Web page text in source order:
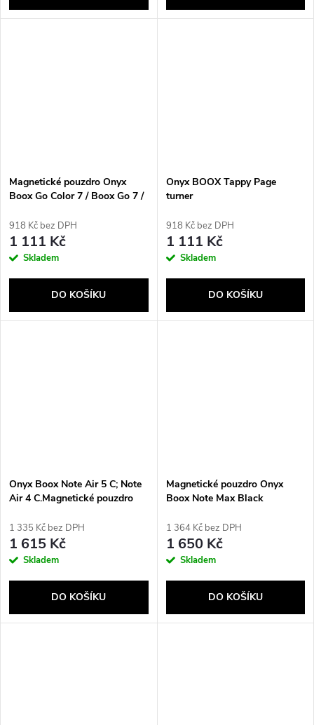
Magnetické pouzdro Onyx
Boox Go Color 7 / Boox Go 7 /
Boox Page s držákem stylusu
béžové barvy
918 Kč bez DPH
1 111 Kč
Skladem
DO KOŠÍKU
Onyx BOOX Tappy Page
turner
918 Kč bez DPH
1 111 Kč
Skladem
DO KOŠÍKU
Onyx Boox Note Air 5 C; Note
Air 4 C.Magnetické pouzdro
1 335 Kč bez DPH
1 615 Kč
Skladem
DO KOŠÍKU
Magnetické pouzdro Onyx
Boox Note Max Black
1 364 Kč bez DPH
1 650 Kč
Skladem
DO KOŠÍKU